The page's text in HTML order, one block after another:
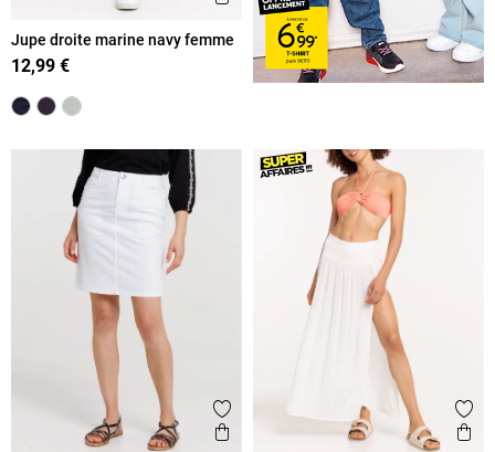
Jupe droite marine navy femme
12,99 €
Ajouter aux favoris
Aperçu rapide